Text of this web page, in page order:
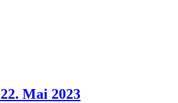
Mai 2023